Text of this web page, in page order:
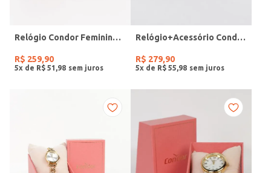
Relógio Condor Feminino DOURADO
R$ 259,90
5x de R$ 51 98
Relógio+Acessório Condor Feminino ROSE
R$ 279,90
5x de R$ 55 98